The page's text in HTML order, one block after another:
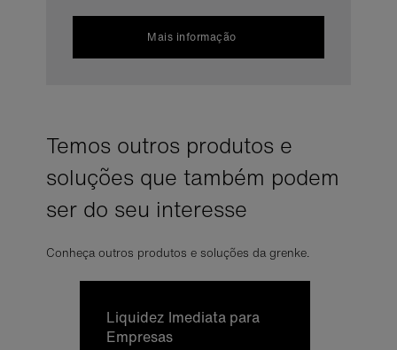
Mais informação
Temos outros produtos e
soluções que também podem
ser do seu interesse
Conheça outros produtos e soluções da grenke.
Li­qui­dez Ime­di­ata para
Em­pre­sas